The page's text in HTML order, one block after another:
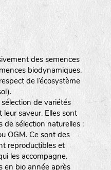
des semences
biodynamiques.
de l’écosystème
de variétés
saveur. Elles sont
sélection naturelles :
OGM. Ce sont des
reproductibles et
les accompagne.
en bio année après